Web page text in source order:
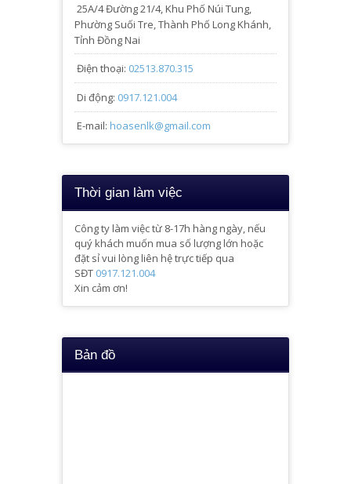
25A/4Đường 21/4, Khu Phố Núi Tung,
Phường Suối Tre, Thành Phố Long Khánh,
Tỉnh Đồng Nai
Điện thoại: 02513.870.315
Di động: 0917.121.004
E-mail: hoasenlk@gmail.com
Thời gian làm việc
Công ty làm việc từ 8-17h hàng ngày, nếu
quý khách muốn mua số lượng lớn hoặc
đặt sỉ vui lòng liên hệ trực tiếp qua
SĐT 0917.121.004
Xin cảm ơn!
Bản đồ